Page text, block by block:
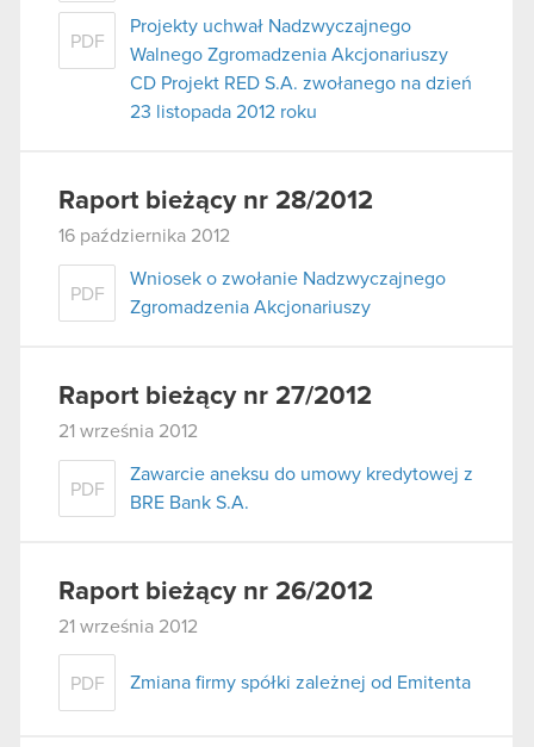
PDF
Projekty uchwał Nadzwyczajnego
Walnego Zgromadzenia Akcjonariuszy
CD Projekt RED S.A. zwołanego na dzień
23 listopada 2012 roku
Raport bieżący nr 28/2012
16 października 2012
PDF
Wniosek o zwołanie Nadzwyczajnego
Zgromadzenia Akcjonariuszy
Raport bieżący nr 27/2012
21 września 2012
PDF
Zawarcie aneksu do umowy kredytowej z
BRE Bank S.A.
Raport bieżący nr 26/2012
21 września 2012
PDF Zmiana firmy spółki zależnej od Emitenta